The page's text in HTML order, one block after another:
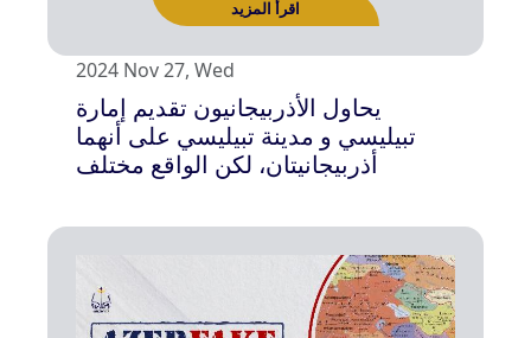
2024 Nov 27, Wed
يحاول الأذربيجانيون تقديم إمارة
تبيليسي و مدينة تبيليسي على أنهما
أذربيجانيتان، لكن الواقع مختلف